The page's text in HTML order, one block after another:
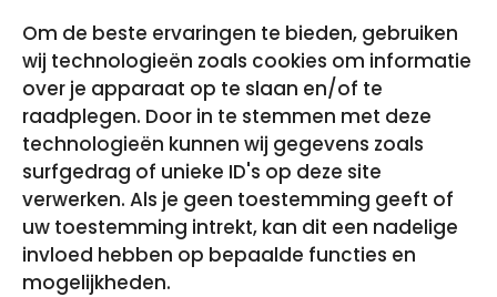
Om de beste ervaringen te bieden, gebruiken
wij technologieën zoals cookies om informatie
over je apparaat op te slaan en/of te
raadplegen. Door in te stemmen met deze
technologieën kunnen wij gegevens zoals
surfgedrag of unieke ID's op deze site
verwerken. Als je geen toestemming geeft of
uw toestemming intrekt, kan dit een nadelige
invloed hebben op bepaalde functies en
mogelijkheden.